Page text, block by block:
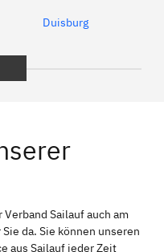
Duisburg
Bamberg
Passau
Sailauf auch am
da. Sie können unseren
aus Sailauf jeder Zeit